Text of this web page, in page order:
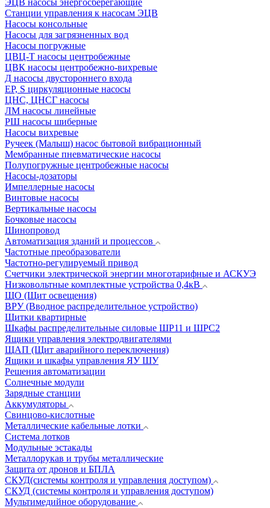
ЭЦВ насосы энергосберегающие
Станции управления к насосам ЭЦВ
Насосы консольные
Насосы для загрязненных вод
Насосы погружные
ЦВЦ-Т насосы центробежные
ЦВК насосы центробежно-вихревые
Д насосы двустороннего входа
EP, S циркуляционные насосы
ЦНС, ЦНСГ насосы
ЛМ насосы линейные
РШ насосы шиберные
Насосы вихревые
Ручеек (Малыш) насос бытовой вибрационный
Мембранные пневматические насосы
Полупогружные центробежные насосы
Насосы-дозаторы
Импеллерные насосы
Винтовые насосы
Вертикальные насосы
Бочковые насосы
Шинопровод
Автоматизация зданий и процессов
Частотные преобразователи
Частотно-регулируемый привод
Счетчики электрической энергии многотарифные и АСКУЭ
Низковольтные комплектные устройства 0,4кВ
ЩО (Щит освещения)
ВРУ (Вводное распределительное устройство)
Щитки квартирные
Шкафы распределительные силовые ШР11 и ШРС2
Ящики управления электродвигателями
ЩАП (Щит аварийного переключения)
Ящики и шкафы управления ЯУ ШУ
Решения автоматизации
Солнечные модули
Зарядные станции
Аккумуляторы
Свинцово-кислотные
Металлические кабельные лотки
Система лотков
Модульные эстакады
Металлорукав и трубы металлические
Защита от дронов и БПЛА
СКУД(системы контроля и управления доступом)
СКУД (системы контроля и управления доступом)
Мультимедийное оборудование